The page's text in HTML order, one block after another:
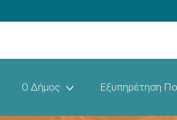
Ο Δήμος Εξυπηρέτηση